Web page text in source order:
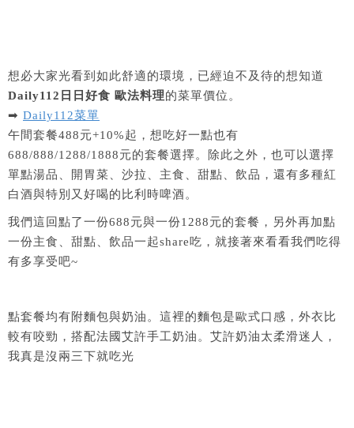
想必大家光看到如此舒適的環境，已經迫不及待的想知道
Daily112日日好食 歐法料理的菜單價位。
➡ Daily112菜單
午間套餐488元+10%起，想吃好一點也有
688/888/1288/1888元的套餐選擇。除此之外，也可以選擇
單點湯品、開胃菜、沙拉、主食、甜點、飲品，還有多種紅
白酒與特別又好喝的比利時啤酒。
我們這回點了一份688元與一份1288元的套餐，另外再加點
一份主食、甜點、飲品一起share吃，就接著來看看我們吃得
有多享受吧~
點套餐均有附麵包與奶油。這裡的麵包是歐式口感，外衣比
較有咬勁，搭配法國艾許手工奶油。艾許奶油太柔滑迷人，
我真是沒兩三下就吃光